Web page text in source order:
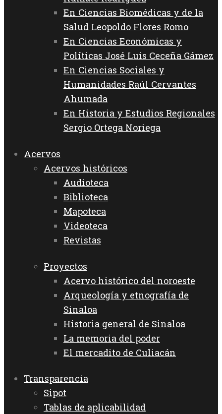
En Ciencias Biomédicas y de la
Salud Leopoldo Flores Romo
En Ciencias Económicas y
Políticas José Luis Ceceña Gámez
En Ciencias Sociales y
Humanidades Raúl Cervantes
Ahumada
En Historia y Estudios Regionales
Sergio Ortega Noriega
Acervos
Acervos históricos
Audioteca
Biblioteca
Mapoteca
Videoteca
Revistas
Proyectos
Acervo histórico del noroeste
Arqueología y etnografía de
Sinaloa
Historia general de Sinaloa
La memoria del poder
El mercadito de Culiacán
Transparencia
Sipot
Tablas de aplicabilidad